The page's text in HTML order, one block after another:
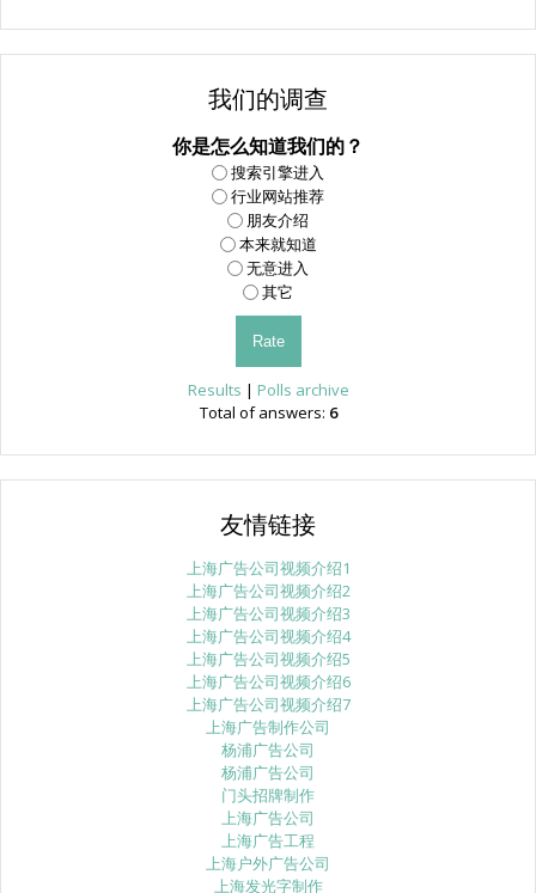
我们的调查
你是怎么知道我们的？
搜索引擎进入
行业网站推荐
朋友介绍
本来就知道
无意进入
其它
Results | Polls archive
Total of answers: 6
友情链接
上海广告公司视频介绍1
上海广告公司视频介绍2
上海广告公司视频介绍3
上海广告公司视频介绍4
上海广告公司视频介绍5
上海广告公司视频介绍6
上海广告公司视频介绍7
上海广告制作公司
杨浦广告公司
杨浦广告公司
门头招牌制作
上海广告公司
上海广告工程
上海户外广告公司
上海发光字制作